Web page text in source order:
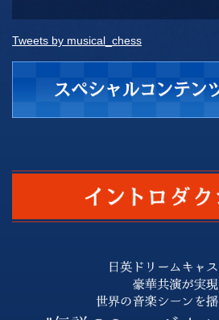
Tweets by musical_chess